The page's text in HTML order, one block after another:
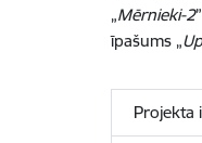
„Mērnieki-2
īpašums „
Projekta